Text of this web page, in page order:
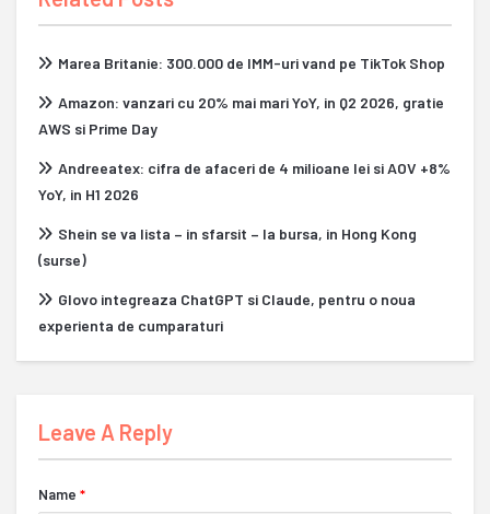
Marea Britanie: 300.000 de IMM-uri vand pe TikTok Shop
Amazon: vanzari cu 20% mai mari YoY, in Q2 2026, gratie
AWS si Prime Day
Andreeatex: cifra de afaceri de 4 milioane lei si AOV +8%
YoY, in H1 2026
Shein se va lista – in sfarsit – la bursa, in Hong Kong
(surse)
Glovo integreaza ChatGPT si Claude, pentru o noua
experienta de cumparaturi
Leave A Reply
Name *